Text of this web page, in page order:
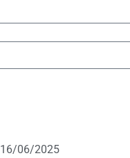
16/06/2025